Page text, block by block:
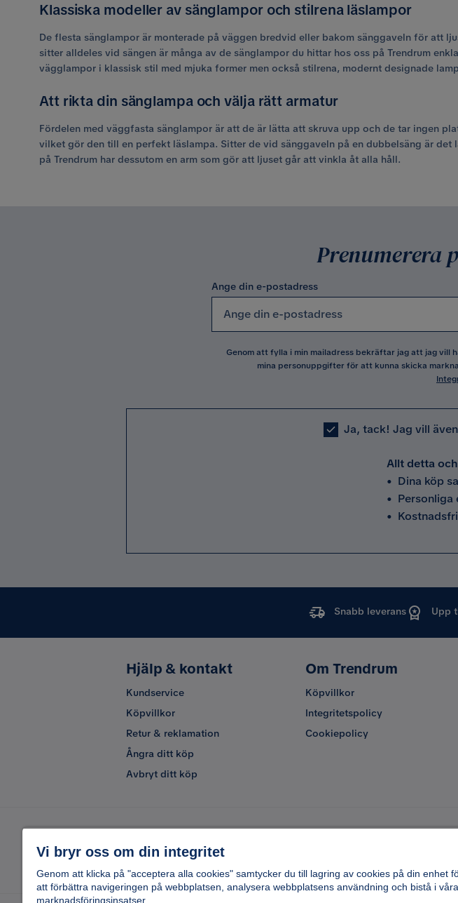
Klassiska modeller av sänglampor och stilrena läslampor
De flesta sänglampor är monterade på väggen bredvid eller bakom sänggaveln för att
sitter alldeles vid sängen är många av de sänglampor du hittar hos oss på Trendrum
vägglampor i klassisk stil med mjuka former men också stilrena, modernt designade
Att rikta din sänglampa och välja rätt armatur
Fördelen med väggfasta sänglampor är att de är lätta att skruva upp och de tar ingen
vilket gör den till en perfekt läslampa. Sitter de vid sänggaveln på en dubbelsäng är
på Trendrum har dessutom en arm som gör att ljuset går att vinkla åt alla håll.
Prenumerera
Ange din e-postadress
Genom att fylla i min mailadress bekräftar jag att jag vill
mina personuppgifter för att kunna skicka
Ja, tack! Jag vill
Allt detta
• Dina köp
• Personliga
•
Snabb leverans Upp
Hjälp & kontakt
Kundservice
Köpvillkor
Retur & reklamation
Ångra ditt köp
Avbryt ditt köp
Om Trendrum
Köpvillkor
Integritetspolicy
Cookiepolicy
Vi bryr oss om din integritet
Genom att klicka på "acceptera alla cookies" samtycker du till lagring av cookies på din enhet
att förbättra navigeringen på webbplatsen, analysera webbplatsens användning och bistå i våra
marknadsföringsinsatser.